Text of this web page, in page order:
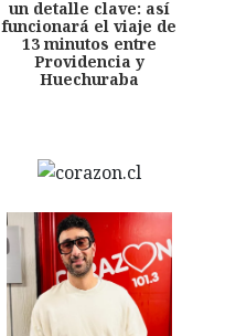
un detalle clave: así
funcionará el viaje de
13 minutos entre
Providencia y
Huechuraba